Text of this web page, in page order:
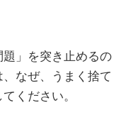
」を突き止めるの
なぜ、うまく捨て
ください。